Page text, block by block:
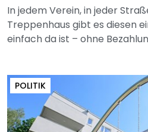
In jedem Verein, in jeder
Treppenhaus gibt es diesen
einfach da ist – ohne
POLITIK